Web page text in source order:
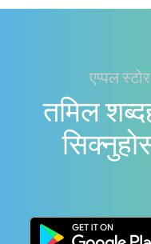
एप्पल
तमिल